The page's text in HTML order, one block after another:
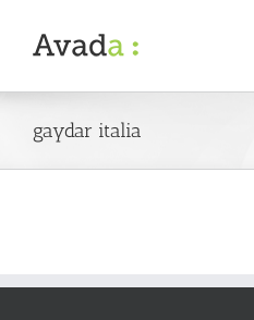
content
gaydar italia